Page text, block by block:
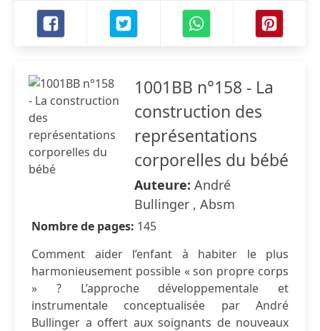
1001BB n°158 - La
construction des
représentations
corporelles du bébé
Auteure: André
Bullinger , Absm
Nombre de pages: 145
Comment aider l’enfant à habiter le plus
harmonieusement possible « son propre corps
» ? L’approche développementale et
instrumentale conceptualisée par André
Bullinger a offert aux soignants de nouveaux